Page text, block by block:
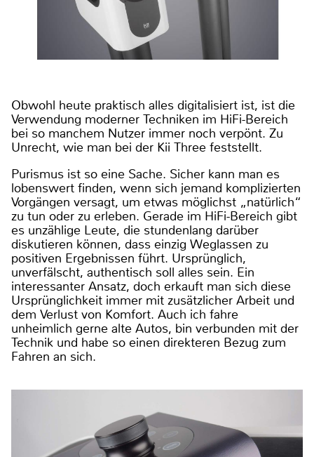
Obwohl heute praktisch alles digitalisiert ist, ist die
Verwendung moderner Techniken im HiFi-Bereich
bei so manchem Nutzer immer noch verpönt. Zu
Unrecht, wie man bei der Kii Three feststellt.
Purismus ist so eine Sache. Sicher kann man es
lobenswert finden, wenn sich jemand komplizierten
Vorgängen versagt, um etwas möglichst „natürlich“
zu tun oder zu erleben. Gerade im HiFi-Bereich gibt
es unzählige Leute, die stundenlang darüber
diskutieren können, dass einzig Weglassen zu
positiven Ergebnissen führt. Ursprünglich,
unverfälscht, authentisch soll alles sein. Ein
interessanter Ansatz, doch erkauft man sich diese
Ursprünglichkeit immer mit zusätzlicher Arbeit und
dem Verlust von Komfort. Auch ich fahre
unheimlich gerne alte Autos, bin verbunden mit der
Technik und habe so einen direkteren Bezug zum
Fahren an sich.